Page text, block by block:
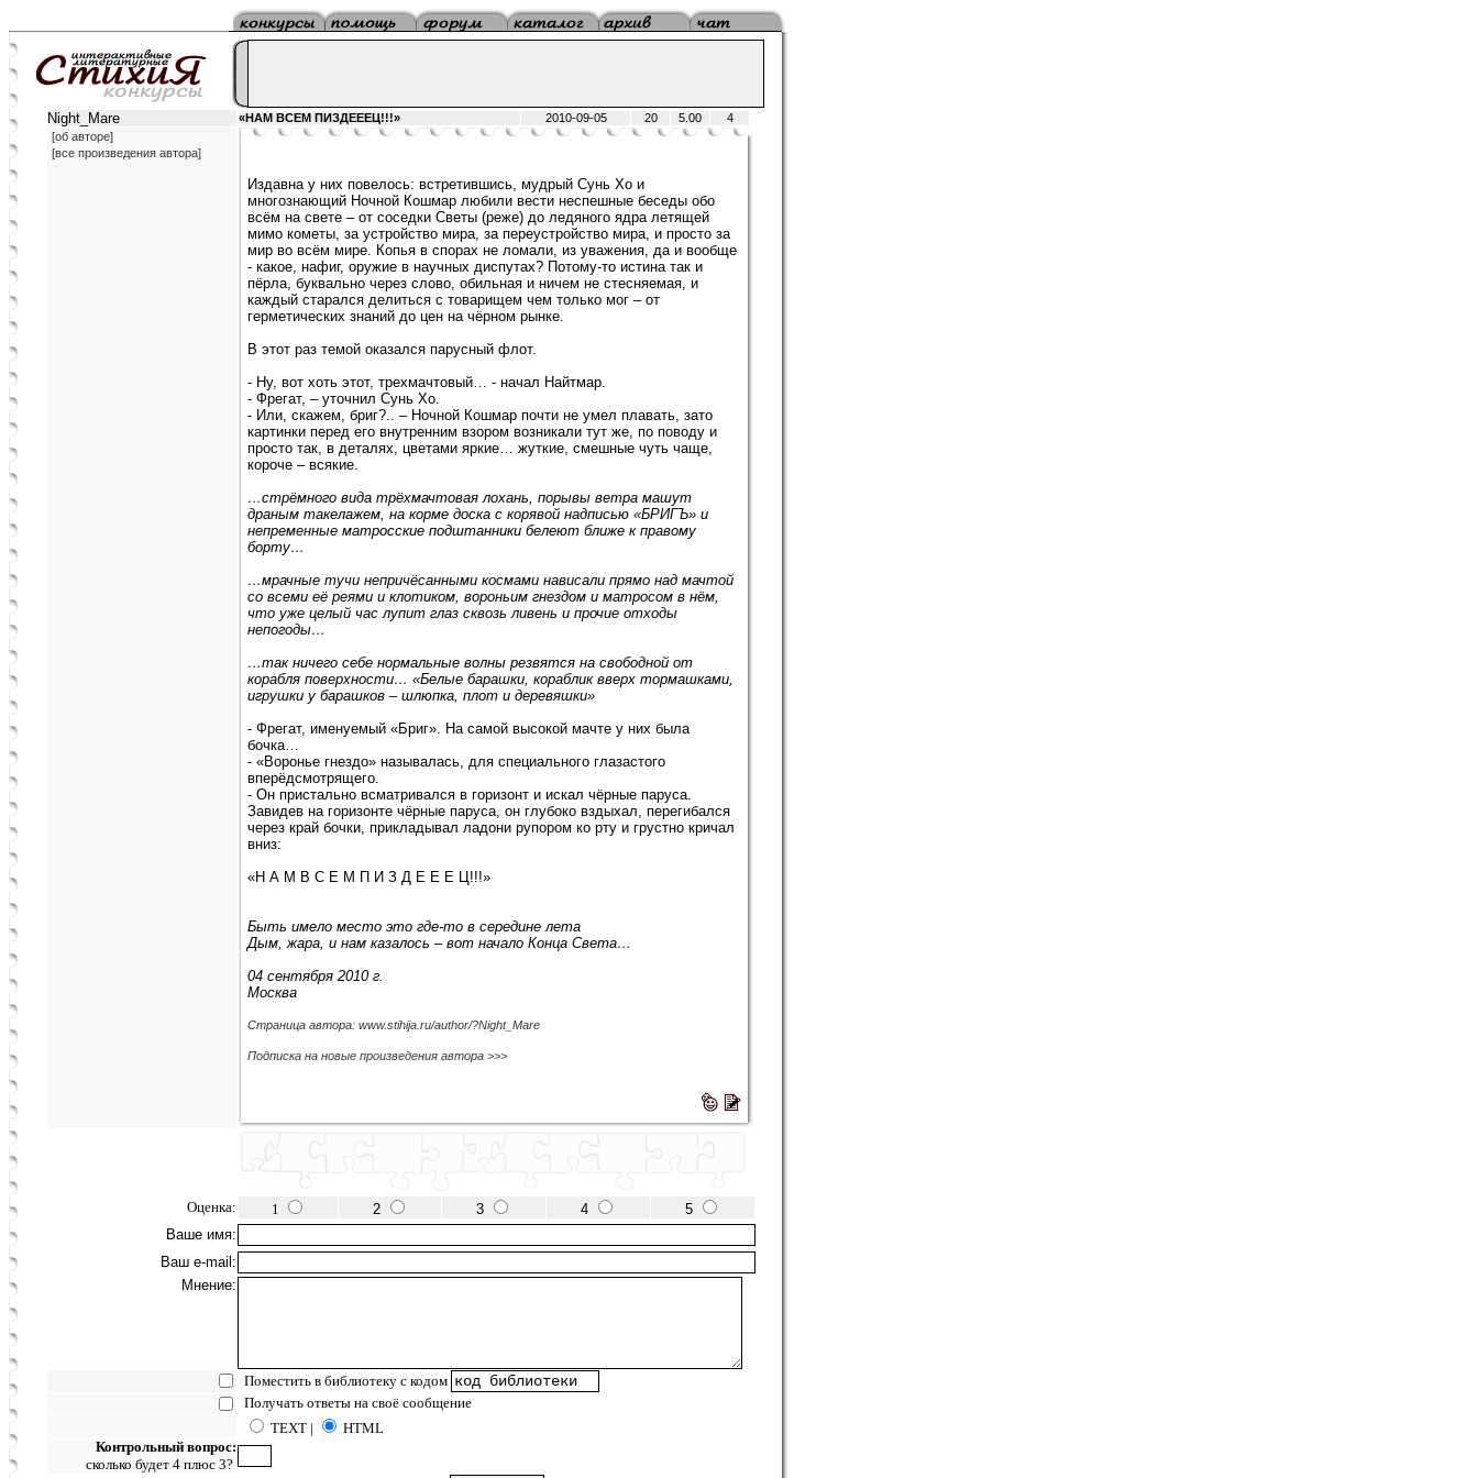
Night_Mare «НАМ ВСЕМ ПИЗДЕЕЕЦ!!!» 2010-09-05 20 5.00
4
[об авторе]
[все произведения автора]
Издавна у них повелось: встретившись, мудрый Сунь Хо и
многознающий Ночной Кошмар любили вести неспешные беседы обо
всём на свете – от соседки Светы (реже) до ледяного ядра летящей
мимо кометы, за устройство мира, за переустройство мира, и просто за
мир во всём мире. Копья в спорах не ломали, из уважения, да и вообще
- какое, нафиг, оружие в научных диспутах? Потому-то истина так и
пёрла, буквально через слово, обильная и ничем не стесняемая, и
каждый старался делиться с товарищем чем только мог – от
герметических знаний до цен на чёрном рынке.
В этот раз темой оказался парусный флот.
- Ну, вот хоть этот, трехмачтовый… - начал Найтмар.
- Фрегат, – уточнил Сунь Хо.
- Или, скажем, бриг?.. – Ночной Кошмар почти не умел плавать, зато
картинки перед его внутренним взором возникали тут же, по поводу и
просто так, в деталях, цветами яркие… жуткие, смешные чуть чаще,
короче – всякие.
…стрёмного вида трёхмачтовая лохань, порывы ветра машут
драным такелажем, на корме доска с корявой надписью «БРИГЪ» и
непременные матросские подштанники белеют ближе к правому
борту…
…мрачные тучи непричёсанными космами нависали прямо над мачтой
со всеми её реями и клотиком, вороньим гнездом и матросом в нём,
что уже целый час лупит глаз сквозь ливень и прочие отходы
непогоды…
…так ничего себе нормальные волны резвятся на свободной от
корабля поверхности… «Белые барашки, кораблик вверх тормашками,
игрушки у барашков – шлюпка, плот и деревяшки»
- Фрегат, именуемый «Бриг». На самой высокой мачте у них была
бочка…
- «Воронье гнездо» называлась, для специального глазастого
вперёдсмотрящего.
- Он пристально всматривался в горизонт и искал чёрные паруса.
Завидев на горизонте чёрные паруса, он глубоко вздыхал, перегибался
через край бочки, прикладывал ладони рупором ко рту и грустно кричал
вниз:
«Н А М В С Е М П И З Д Е Е Е Ц!!!»
Быть имело место это где-то в середине лета
Дым, жара, и нам казалось – вот начало Конца Света…
04 сентября 2010 г.
Москва
Страница автора: www.stihija.ru/author/?Night_Mare
Подписка на новые произведения автора >>>
Оценка: 1 2 3 4
5
Ваше имя:
Ваш e-mail:
Мнение:
Поместить в библиотеку с кодом
Получать ответы на своё сообщение
TEXT |
HTML
Контрольный вопрос:
сколько будет 4 плюс 3?